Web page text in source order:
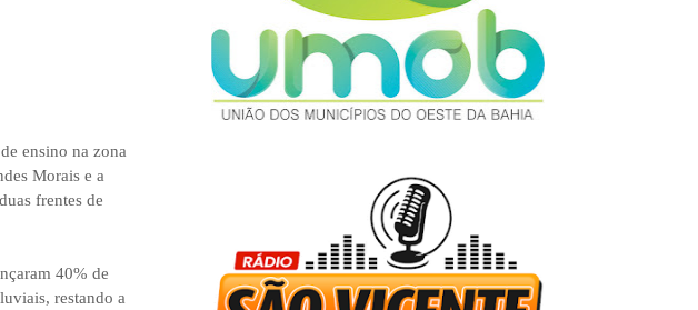
ensino na zona
Morais e a
frentes de
40% de
restando a